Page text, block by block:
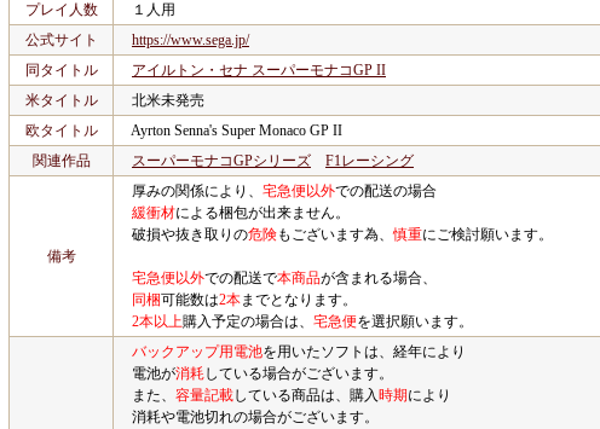
プレイ人数
１人用
公式サイト
https://www.sega.jp/
同タイトル
アイルトン・セナ スーパーモナコGP II
米タイトル
北米未発売
欧タイトル
Ayrton Senna's Super Monaco GP II
関連作品
スーパーモナコGPシリーズ F1レーシング
備考
厚みの関係により、 宅急便以外での配送の場合
緩衝材による梱包が出来ません。
破損や抜き取りの危険もございます為、慎重にご検討願います。
宅急便以外での配送で本商品が含まれる場合、
同梱可能数は2本までとなります。
2本以上購入予定の場合は、 宅急便を選択願います。
バックアップ用電池を用いたソフトは、経年により
電池が消耗している場合がございます。
また、 容量記載している商品は、購入時期により
消耗や電池切れの場合がございます。